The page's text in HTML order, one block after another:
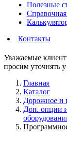
Полезные
Контакты
Уважаемые
просим уточнять
Главная
Каталог
Дорожное и
Доп. опции